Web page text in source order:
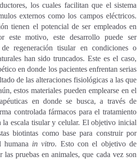
los cuales facilitan que el sistema
externos como los campos eléctricos.
tienen el potencial de ser empleados en
este motivo, este desarrollo puede ser
regeneración tisular en condiciones o
han sido truncados. Este es el caso,
en donde los pacientes enfrentan serias
de las alteraciones fisiológicas a las que
estos materiales pueden emplearse en el
en donde se busca, a través de
controlada fármacos para el tratamiento
la escala tisular y celular. El objetivo inicial
biotintas como base para construir por
in vitro. Esto con el objetivo de
pruebas en animales, que cada vez son